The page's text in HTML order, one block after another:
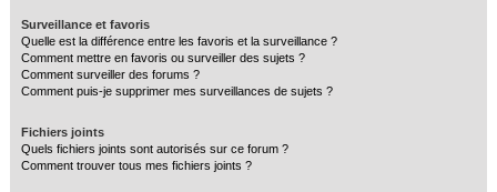
Surveillance et favoris
Quelle est la différence entre les favoris et la surveillance ?
Comment mettre en favoris ou surveiller des sujets ?
Comment surveiller des forums ?
Comment puis-je supprimer mes surveillances de sujets ?
Fichiers joints
Quels fichiers joints sont autorisés sur ce forum ?
Comment trouver tous mes fichiers joints ?